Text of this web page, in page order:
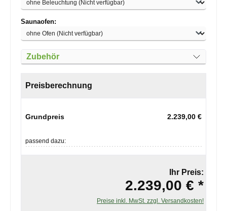
Saunaofen:
Zubehör
Preisberechnung
Grundpreis 2.239,00 €
passend dazu:
Ihr Preis:
2.239,00 € *
Preise inkl. MwSt. zzgl. Versandkosten!